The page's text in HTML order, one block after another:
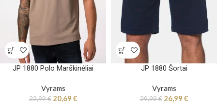
JP 1880 Polo Marškinėliai
Vyrams
22,99€ 20,69 €
JP 1880 Šortai
Vyrams
29,99€ 26,99 €